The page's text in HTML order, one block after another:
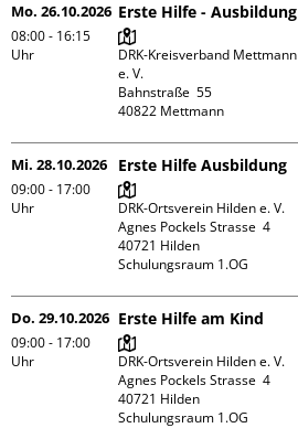
Mo. 26.10.2026
08:00 - 16:15
Uhr
Erste Hilfe - Ausbildung
DRK-Kreisverband Mettmann
e. V.
Bahnstraße  55
Mi. 28.10.2026
09:00 - 17:00
Uhr
Erste Hilfe Ausbildung
DRK-Ortsverein Hilden e. V.
Agnes Pockels Strasse  4
40721 Hilden
Schulungsraum 1.OG
Do. 29.10.2026
09:00 - 17:00
Uhr
Erste Hilfe am Kind
DRK-Ortsverein Hilden e. V.
Agnes Pockels Strasse  4
40721 Hilden
Schulungsraum 1.OG